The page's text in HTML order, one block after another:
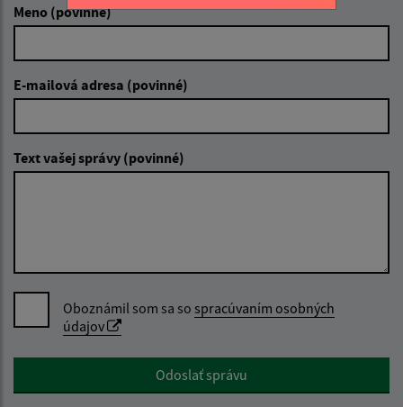
Meno (povinné)
E-mailová adresa (povinné)
Text vašej správy (povinné)
Oboznámil som sa so spracúvaním osobných
údajov
Google reCaptcha ResponseOdoslať správu